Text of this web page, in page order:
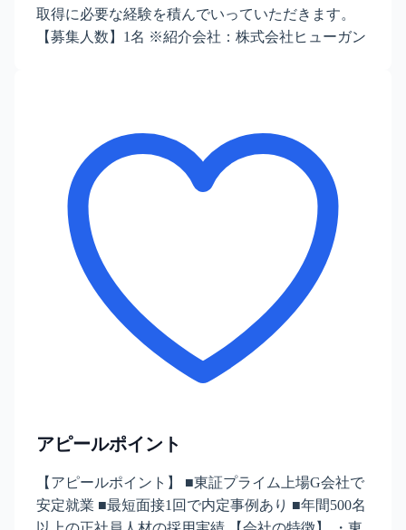
取得に必要な経験を積んでいっていただきます。
【募集人数】1名 ※紹介会社：株式会社ヒューガン
アピールポイント
【アピールポイント】 ■東証プライム上場G会社で
安定就業 ■最短面接1回で内定事例あり ■年間500名